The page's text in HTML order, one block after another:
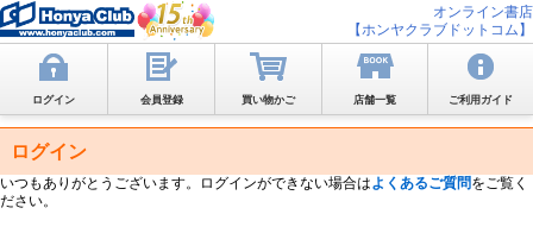
オンライン書店
【ホンヤクラブドットコム】
ログイン 会員登録 買い物かご 店舗一覧 ご利用ガイド
ログイン
いつもありがとうございます。ログインができない場合はよくあるご質問をご覧く
ださい。